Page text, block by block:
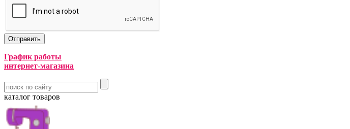
График работы
интернет-магазина
каталог товаров